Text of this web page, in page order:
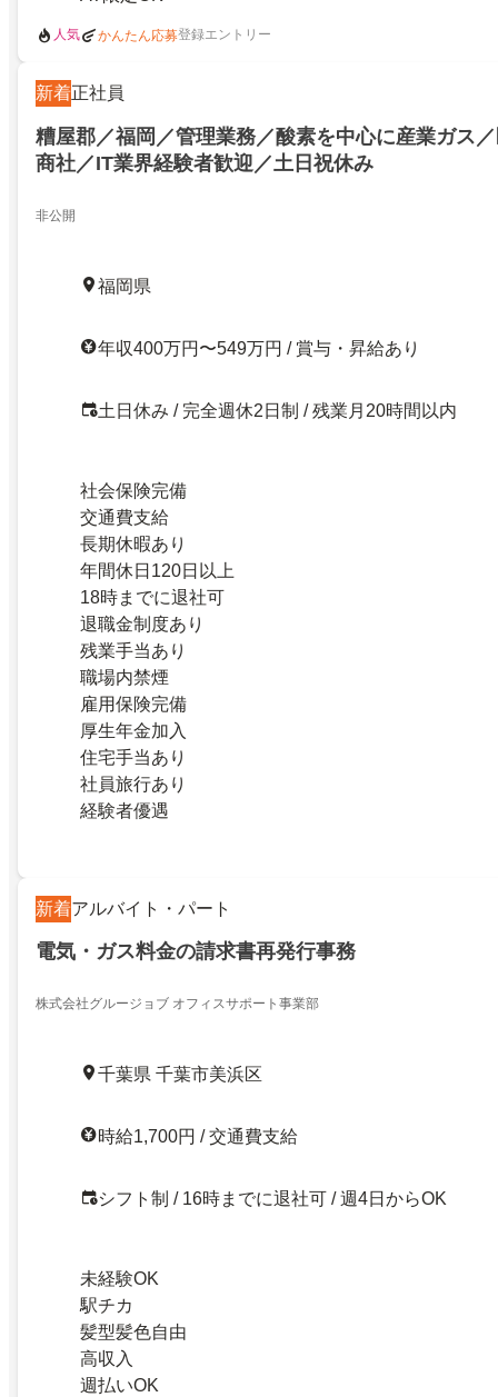
人気 かんたん応募登録エントリー
新着正社員
糟屋郡／福岡／管理業務／酸素を中心に産業ガス
商社／IT業界経験者歓迎／土日祝休み
非公開
福岡県
年収400万円〜549万円 / 賞与・昇給あり
土日休み / 完全週休2日制 / 残業月20時間以内
社会保険完備
交通費支給
長期休暇あり
年間休日120日以上
18時までに退社可
退職金制度あり
残業手当あり
職場内禁煙
雇用保険完備
厚生年金加入
住宅手当あり
社員旅行あり
経験者優遇
新着アルバイト・パート
電気・ガス料金の請求書再発行事務
株式会社グルージョブ オフィスサポート事業部
千葉県 千葉市美浜区
時給1,700円 / 交通費支給
シフト制 / 16時までに退社可 / 週4日からOK
未経験OK
駅チカ
髪型髪色自由
高収入
週払いOK